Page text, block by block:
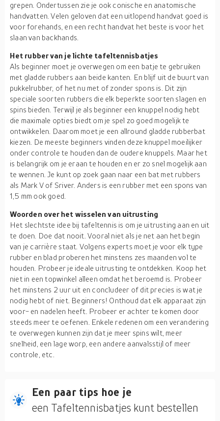
grepen. Ondertussen zie je ook conische en anatomische
handvatten. Velen geloven dat een uitlopend handvat goed is
voor forehands, en een recht handvat het beste is voor het
slaan van backhands.
Het rubber van je lichte tafeltennisbatjes
Als beginner moet je overwegen om een batje te gebruiken
met gladde rubbers aan beide kanten. En blijf uit de buurt van
pukkelrubber, of het nu met of zonder spons is. Dit zijn
speciale soorten rubbers die elk beperkte soorten slagen en
spins bieden. Terwijl je als beginner een knuppel nodig hebt
die maximale opties biedt om je spel zo goed mogelijk te
ontwikkelen. Daarom moet je een allround gladde rubberbat
kiezen. De meeste beginners vinden deze knuppel moeilijker
onder controle te houden dan de oudere knuppels. Maar het
is belangrijk om je eraan te houden en er zo snel mogelijk aan
te wennen. Je kunt op zoek gaan naar een bat met rubbers
als Mark V of Sriver. Anders is een rubber met een spons van
1,5 mm ook goed.
Woorden over het wisselen van uitrusting
Het slechtste idee bij tafeltennis is om je uitrusting aan en uit
te doen. Doe dat nooit. Vooral niet als je net aan het begin
van je carrière staat. Volgens experts moet je voor elk type
rubber en blad proberen het minstens zes maanden vol te
houden. Probeer je ideale uitrusting te ontdekken. Koop het
niet in een topwinkel alleen omdat het beroemd is. Probeer
het minstens 2 uur uit en concludeer of dit precies is wat je
nodig hebt of niet. Beginners! Onthoud dat elk apparaat zijn
voor- en nadelen heeft. Probeer er achter te komen door
steeds meer te oefenen. Enkele redenen om een verandering
te overwegen kunnen zijn dat je meer spins wilt, meer
snelheid, een lage worp, een andere aanvalsstijl of meer
controle, etc.
Een paar tips hoe je
een Tafeltennisbatjes kunt bestellen